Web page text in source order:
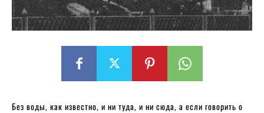
Без воды, как известно, и ни туда, и ни сюда, а если говорить о